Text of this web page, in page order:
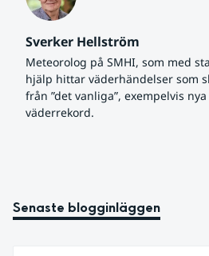
Sverker Hellström
Meteorolog på SMHI, som med
hjälp hittar väderhändelser som
från ”det vanliga”, exempelvis nya
väderrekord.
Senaste blogginläggen